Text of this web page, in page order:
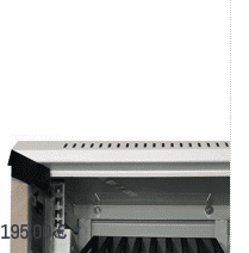
Handy 10"-Schrank
Mini
195,00 € *